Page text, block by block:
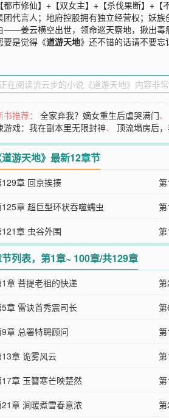
【都市修仙】+【双女主】+【杀伐果断】+
团代言人；地府控股拥有独立经营权；妖
——姜云横空出世，领命巡天察地，揪出毒
要是觉得《道游天地》还不错的话请不要忘
书推荐：全家弃我？嫡女重生后虐哭满门
游戏：我在副本里无限封神、顶流塌房后
道游天地》最新12章节
章 回京挨揍
章 超巨型环状吞噬蠕虫
章 虫谷外围
第
列表，第1章~ 100章/共129章
章 菩提老祖的快递
章 雷诀首秀震司长
章 总署特聘顾问
章 诡雾风云
章 玉簪寒芒映楚然
章 涧暖煮雪春意浓